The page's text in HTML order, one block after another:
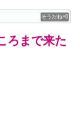
0
ろまで来た